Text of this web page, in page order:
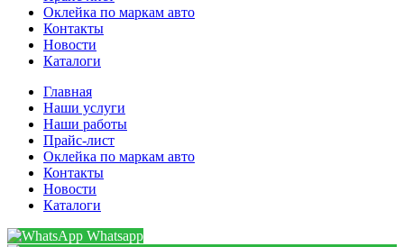
Оклейка по маркам авто
Контакты
Новости
Каталоги
Главная
Наши услуги
Наши работы
Прайс-лист
Оклейка по маркам авто
Контакты
Новости
Каталоги
Whatsapp